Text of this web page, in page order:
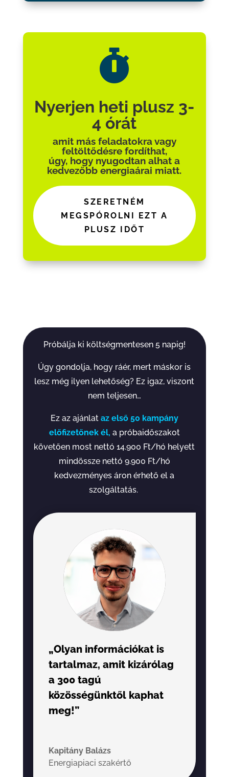

Nyerjen heti plusz 3-
4 órát
amit más feladatokra vagy
feltöltődésre fordíthat,
úgy, hogy nyugodtan alhat a
kedvezőbb energiaárai miatt.
SZERETNÉM
MEGSPÓROLNI EZT A
PLUSZ IDŐT
Próbálja ki költségmentesen 5 napig!
Úgy gondolja, hogy ráér, mert máskor is
lesz még ilyen lehetőség? Ez igaz, viszont
nem teljesen…
Ez az ajánlat az első 50 kampány
előfizetőnek él, a próbaidőszakot
követően most nettó 14.900 Ft/hó helyett
mindössze nettó 9.900 Ft/hó
kedvezményes áron érhető el a
szolgáltatás.
„Olyan információkat is
tartalmaz, amit kizárólag
a 300 tagú
közösségünktől kaphat
meg!”
Kapitány Balázs
Energiapiaci szakértő